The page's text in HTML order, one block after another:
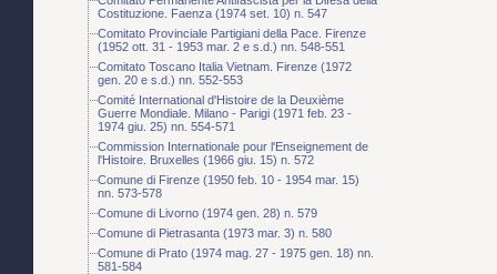
Costituzione. Faenza (1974 set. 10) n. 547
Comitato Provinciale Partigiani della Pace. Firenze
(1952 ott. 31 - 1953 mar. 2 e s.d.) nn. 548-551
Comitato Toscano Italia Vietnam. Firenze (1972
gen. 20 e s.d.) nn. 552-553
Comité International d'Histoire de la Deuxième
Guerre Mondiale. Milano - Parigi (1971 feb. 23 -
1974 giu. 25) nn. 554-571
Commission Internationale pour l'Enseignement de
l'Histoire. Bruxelles (1966 giu. 15) n. 572
Comune di Firenze (1950 feb. 10 - 1954 mar. 15)
nn. 573-578
Comune di Livorno (1974 gen. 28) n. 579
Comune di Pietrasanta (1973 mar. 3) n. 580
Comune di Prato (1974 mag. 27 - 1975 gen. 18) nn.
581-584